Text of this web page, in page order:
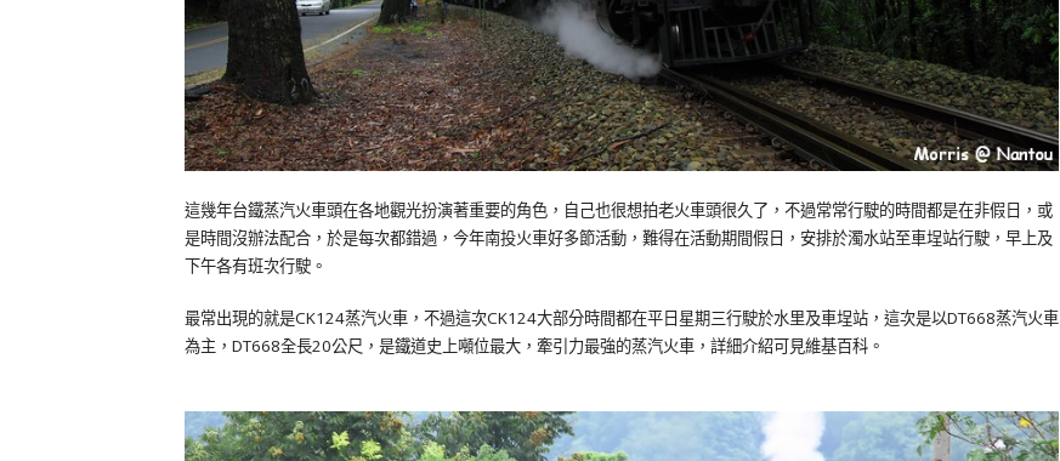
這幾年台鐵蒸汽火車頭在各地觀光扮演著重要的角色，自己也很想拍老火車頭很久了，不過常常行駛的時間都是在非假日，或
是時間沒辦法配合，於是每次都錯過，今年南投火車好多節活動，難得在活動期間假日，安排於濁水站至車埕站行駛，早上及
下午各有班次行駛。
最常出現的就是CK124蒸汽火車，不過這次CK124大部分時間都在平日星期三行駛於水里及車埕站，這次是以DT668蒸汽火車
為主，DT668全長20公尺，是鐵道史上噸位最大，牽引力最強的蒸汽火車，詳細介紹可見維基百科。